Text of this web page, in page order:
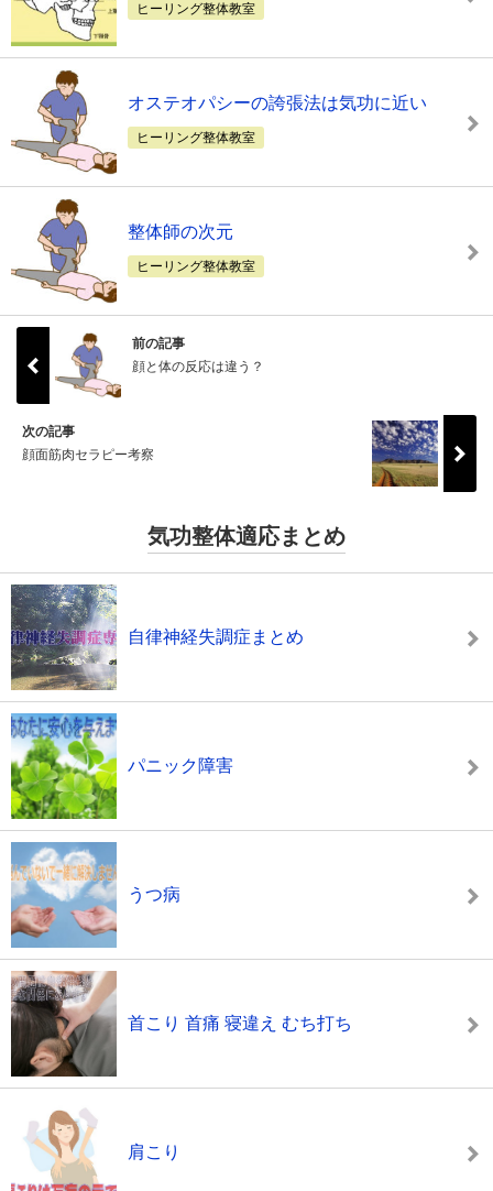
ヒーリング整体教室
オステオパシーの誇張法は気功に近い
ヒーリング整体教室
整体師の次元
ヒーリング整体教室
前の記事
顔と体の反応は違う？
次の記事
顔面筋肉セラピー考察
気功整体適応まとめ
自律神経失調症まとめ
パニック障害
うつ病
首こり 首痛 寝違え むち打ち
肩こり